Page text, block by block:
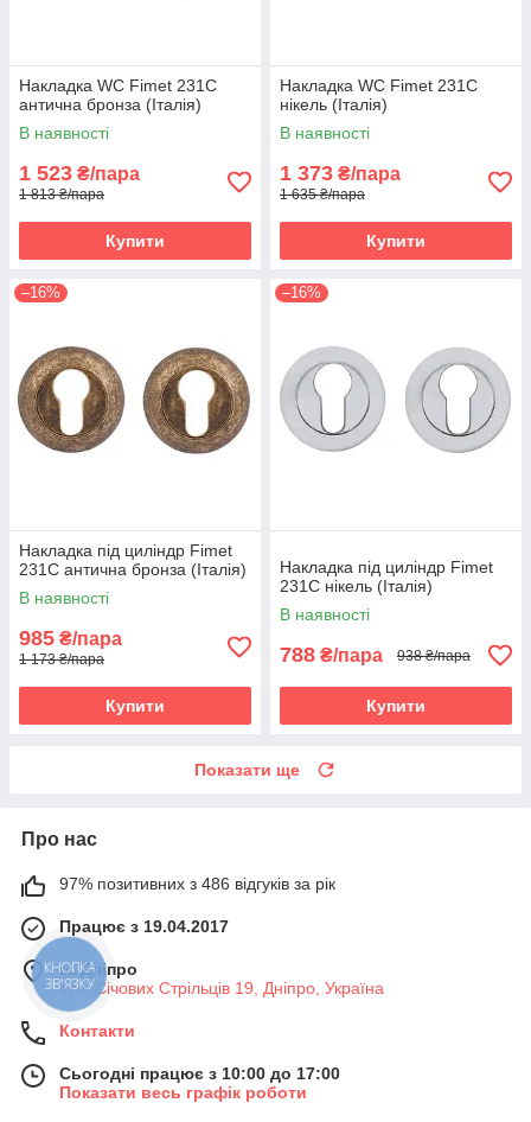
Накладка WC Fimet 231C
антична бронза (Італія)
В наявності
1 523 ₴/пара
1 813 ₴/пара
Купити
Накладка WC Fimet 231C
нікель (Італія)
В наявності
1 373 ₴/пара
1 635 ₴/пара
Купити
–16%
Накладка під циліндр Fimet
231C антична бронза (Італія)
В наявності
985 ₴/пара
1 173 ₴/пара
Купити
–16%
Накладка під циліндр Fimet
231C нікель (Італія)
В наявності
788 ₴/пара 938 ₴/пара
Купити
Показати ще
Про нас
97% позитивних з 486 відгуків за рік
Працює з 19.04.2017
м. Дніпро
вул. Січових Стрільців 19, Дніпро, Україна
Контакти
Сьогодні працює з 10:00 до 17:00
Показати весь графік роботи
КНОПКА
ЗВ'ЯЗКУ